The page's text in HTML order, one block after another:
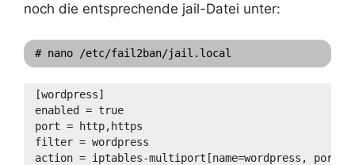
noch die entsprechende jail-Datei unter:
# nano /etc/fail2ban/jail.local
[wordpress]
enabled = true
port = http,https
filter = wordpress
action = iptables-multiport[name=wordpress,